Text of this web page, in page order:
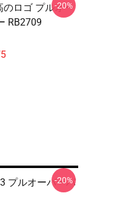
のロゴ プルオー
RB2709
-20%
プルオーバーパ
-20%